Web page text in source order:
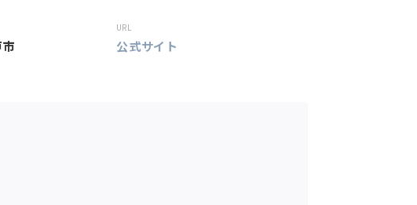
URL
公式サイト